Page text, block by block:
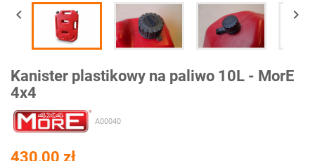
 
Kanister plastikowy na paliwo 10L - MorE
4x4
A00040
430,00 zł